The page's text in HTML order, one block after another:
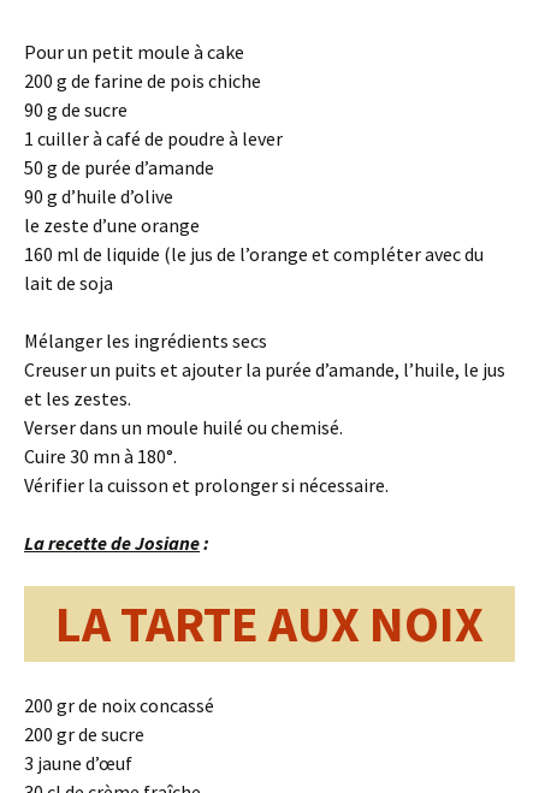
Pour un petit moule à cake
200 g de farine de pois chiche
90 g de sucre
1 cuiller à café de poudre à lever
50 g de purée d’amande
90 g d’huile d’olive
le zeste d’une orange
160 ml de liquide (le jus de l’orange et compléter avec du
lait de soja
Mélanger les ingrédients secs
Creuser un puits et ajouter la purée d’amande, l’huile, le jus
et les zestes.
Verser dans un moule huilé ou chemisé.
Cuire 30 mn à 180°.
Vérifier la cuisson et prolonger si nécessaire.
La recette de Josiane:
LA TARTE AUX NOIX
200 gr de noix concassé
200 gr de sucre
3 jaune d’œuf